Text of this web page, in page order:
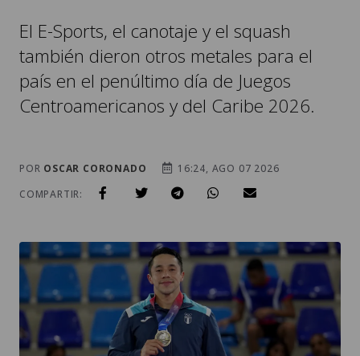
El E-Sports, el canotaje y el squash
también dieron otros metales para el
país en el penúltimo día de Juegos
Centroamericanos y del Caribe 2026.
POR OSCAR CORONADO
16:24, AGO 07 2026
COMPARTIR: